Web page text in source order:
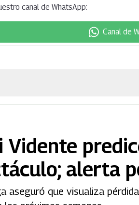
canal de WhatsApp:
Canal de
Vidente
alerta
aseguró que visualiza